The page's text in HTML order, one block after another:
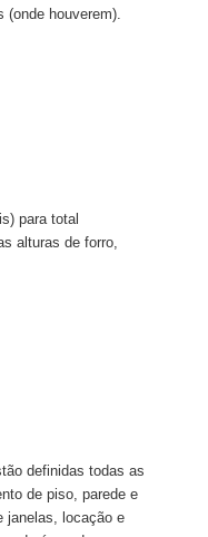
(onde houverem).
para total
alturas de forro,
definidas todas as
de piso, parede e
janelas, locação e